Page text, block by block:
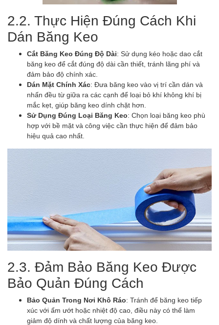
2.2. Thực Hiện Đúng Cách Khi
Dán Băng Keo
Cắt Băng Keo Đúng Độ Dài: Sử dụng kéo hoặc dao cắt
băng keo để cắt đúng độ dài cần thiết, tránh lãng phí và
đảm bảo độ chính xác.
Dán Mặt Chính Xác: Đưa băng keo vào vị trí cần dán và
nhấn đều từ giữa ra các cạnh để loại bỏ khí không khí bị
mắc kẹt, giúp băng keo dính chặt hơn.
Sử Dụng Đúng Loại Băng Keo: Chọn loại băng keo phù
hợp với bề mặt và công việc cần thực hiện để đảm bảo
hiệu quả cao nhất.
2.3. Đảm Bảo Băng Keo Được
Bảo Quản Đúng Cách
Bảo Quản Trong Nơi Khô Ráo: Tránh để băng keo tiếp
xúc với ẩm ướt hoặc nhiệt độ cao, điều này có thể làm
giảm độ dính và chất lượng của băng keo.